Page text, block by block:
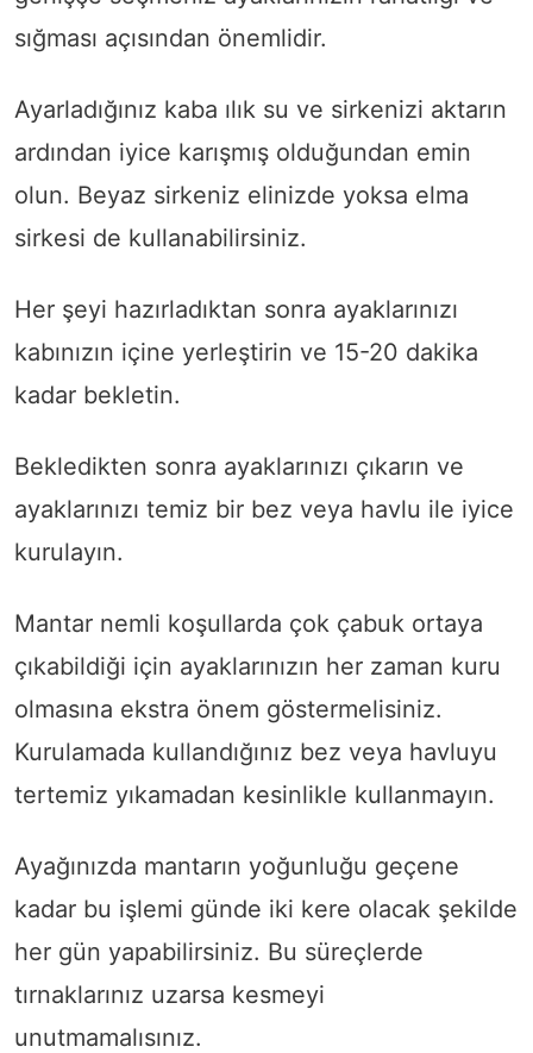
sığması açısından önemlidir.
Ayarladığınız kaba ılık su ve sirkenizi aktarın
ardından iyice karışmış olduğundan emin
olun. Beyaz sirkeniz elinizde yoksa elma
sirkesi de kullanabilirsiniz.
Her şeyi hazırladıktan sonra ayaklarınızı
kabınızın içine yerleştirin ve 15-20 dakika
kadar bekletin.
Bekledikten sonra ayaklarınızı çıkarın ve
ayaklarınızı temiz bir bez veya havlu ile iyice
kurulayın.
Mantar nemli koşullarda çok çabuk ortaya
çıkabildiği için ayaklarınızın her zaman kuru
olmasına ekstra önem göstermelisiniz.
Kurulamada kullandığınız bez veya havluyu
tertemiz yıkamadan kesinlikle kullanmayın.
Ayağınızda mantarın yoğunluğu geçene
kadar bu işlemi günde iki kere olacak şekilde
her gün yapabilirsiniz. Bu süreçlerde
tırnaklarınız uzarsa kesmeyi
unutmamalısınız.